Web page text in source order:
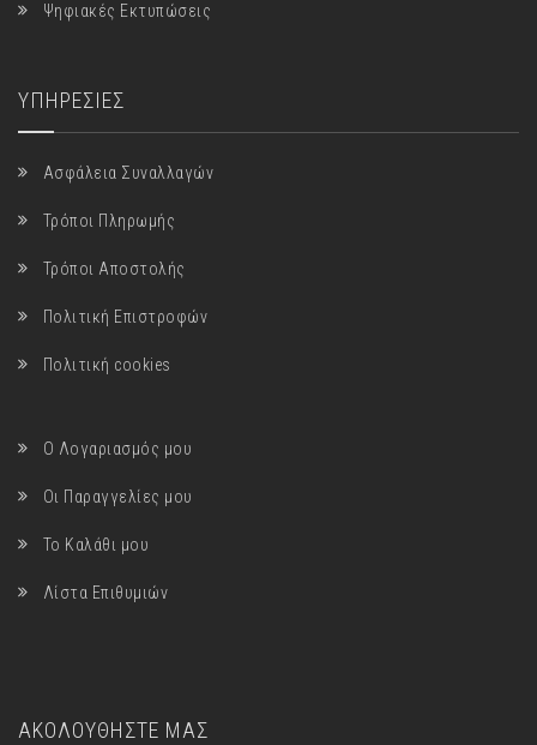
Ψηφιακές Εκτυπώσεις
ΥΠΗΡΕΣΙΕΣ
Ασφάλεια Συναλλαγών
Τρόποι Πληρωμής
Τρόποι Αποστολής
Πολιτική Επιστροφών
Πολιτική cookies
Ο Λογαριασμός μου
Οι Παραγγελίες μου
Το Καλάθι μου
Λίστα Επιθυμιών
ΑΚΟΛΟΥΘΗΣΤΕ ΜΑΣ